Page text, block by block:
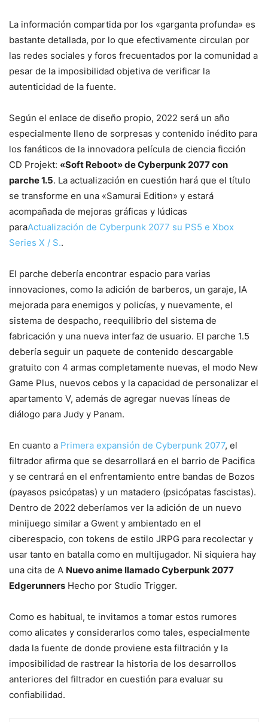
La información compartida por los «garganta profunda» es
bastante detallada, por lo que efectivamente circulan por
las redes sociales y foros frecuentados por la comunidad a
pesar de la imposibilidad objetiva de verificar la
autenticidad de la fuente.
Según el enlace de diseño propio, 2022 será un año
especialmente lleno de sorpresas y contenido inédito para
los fanáticos de la innovadora película de ciencia ficción
CD Projekt: «Soft Reboot» de Cyberpunk 2077 con
parche 1.5. La actualización en cuestión hará que el título
se transforme en una «Samurai Edition» y estará
acompañada de mejoras gráficas y lúdicas
paraActualización de Cyberpunk 2077 su PS5 e Xbox
Series X / S..
El parche debería encontrar espacio para varias
innovaciones, como la adición de barberos, un garaje, IA
mejorada para enemigos y policías, y nuevamente, el
sistema de despacho, reequilibrio del sistema de
fabricación y una nueva interfaz de usuario. El parche 1.5
debería seguir un paquete de contenido descargable
gratuito con 4 armas completamente nuevas, el modo New
Game Plus, nuevos cebos y la capacidad de personalizar el
apartamento V, además de agregar nuevas líneas de
diálogo para Judy y Panam.
En cuanto a Primera expansión de Cyberpunk 2077, el
filtrador afirma que se desarrollará en el barrio de Pacifica
y se centrará en el enfrentamiento entre bandas de Bozos
(payasos psicópatas) y un matadero (psicópatas fascistas).
Dentro de 2022 deberíamos ver la adición de un nuevo
minijuego similar a Gwent y ambientado en el
ciberespacio, con tokens de estilo JRPG para recolectar y
usar tanto en batalla como en multijugador. Ni siquiera hay
una cita de A Nuevo anime llamado Cyberpunk 2077
Edgerunners Hecho por Studio Trigger.
Como es habitual, te invitamos a tomar estos rumores
como alicates y considerarlos como tales, especialmente
dada la fuente de donde proviene esta filtración y la
imposibilidad de rastrear la historia de los desarrollos
anteriores del filtrador en cuestión para evaluar su
confiabilidad.